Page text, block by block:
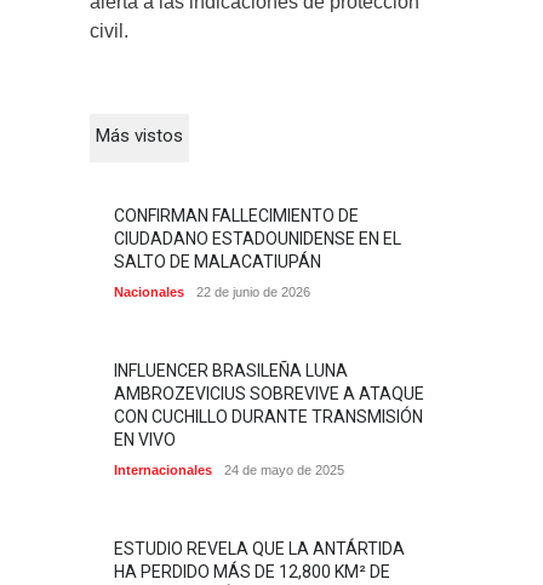
civil.
Más vistos
CONFIRMAN FALLECIMIENTO DE
CIUDADANO ESTADOUNIDENSE EN EL
SALTO DE MALACATIUPÁN
Nacionales 22 de junio de 2026
INFLUENCER BRASILEÑA LUNA
AMBROZEVICIUS SOBREVIVE A ATAQUE
CON CUCHILLO DURANTE TRANSMISIÓN
EN VIVO
Internacionales 24 de mayo de 2025
ESTUDIO REVELA QUE LA ANTÁRTIDA
HA PERDIDO MÁS DE 12,800 KM² DE